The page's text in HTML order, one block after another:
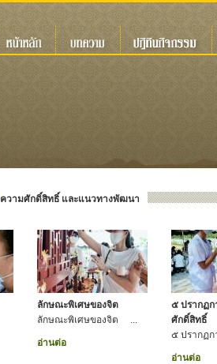
ความศักดิ์สิทธิ์ และแนวทางพัฒนา
ลักษณะพิเศษของจิต
ลักษณะพิเศษของจิต ...
อ่านต่อ
๕ ปรากฏ
ศักดิ์สิทธิ์
๕ ปรากฏก
อ่านต่อ